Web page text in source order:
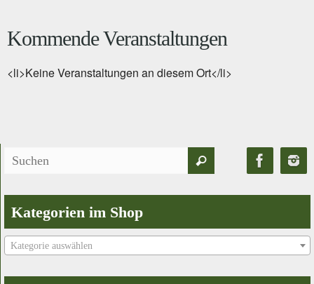
Kommende Veranstaltungen
<li>Keine Veranstaltungen an diesem Ort</li>
Suchen
Kategorien im Shop
Kategorie auswählen